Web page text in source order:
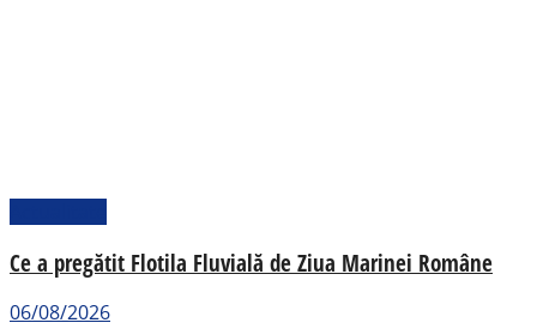
Ce a pregătit Flotila Fluvială de Ziua Marinei Române
06/08/2026